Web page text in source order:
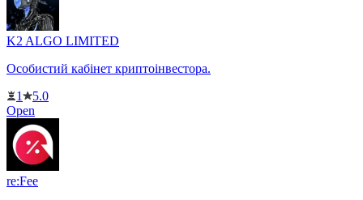
K2 ALGO LIMITED
Особистий кабінет криптоінвестора.
1
5.0
Open
re:Fee